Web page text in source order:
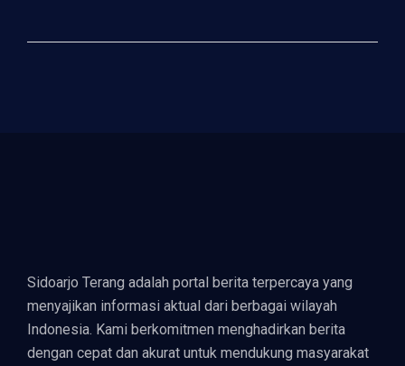
Sidoarjo Terang adalah portal berita terpercaya yang
menyajikan informasi aktual dari berbagai wilayah
Indonesia. Kami berkomitmen menghadirkan berita
dengan cepat dan akurat untuk mendukung masyarakat